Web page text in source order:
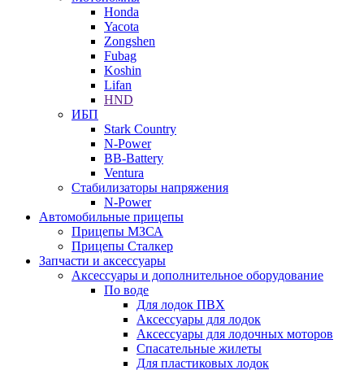
Honda
Yacota
Zongshen
Fubag
Koshin
Lifan
HND
ИБП
Stark Country
N-Power
BB-Battery
Ventura
Стабилизаторы напряжения
N-Power
Автомобильные прицепы
Прицепы МЗСА
Прицепы Сталкер
Запчасти и аксессуары
Аксессуары и дополнительное оборудование
По воде
Для лодок ПВХ
Аксессуары для лодок
Аксессуары для лодочных моторов
Спасательные жилеты
Для пластиковых лодок